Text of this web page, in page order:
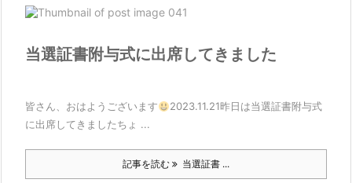
当選証書附与式に出席してきました
皆さん、おはようございます
2023.11.21昨日は当選証書附与式
に出席してきましたちょ ...
記事を読む 当選証書 ...